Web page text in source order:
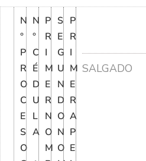
N
°
P
R
O
C
E
S
O
N
°
C
É
D
U
L
A
P
R
I
M
E
R
N
O
M
S
E
G
U
N
D
O
N
O
P
R
I
M
E
R
A
P
E
SALGADO